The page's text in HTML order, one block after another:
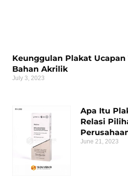
Keunggulan Plakat
Bahan Akrilik
July 3, 2023
Apa Itu
Relasi
June 21, 2023